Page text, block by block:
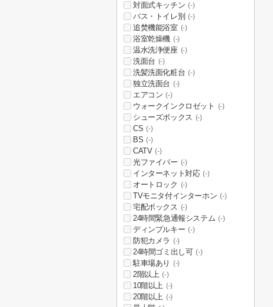
対面式キッチン (-)
バス・トイレ別 (-)
追焚機能浴室 (-)
浴室乾燥機 (-)
温水洗浄便座 (-)
洗面台 (-)
洗髪洗面化粧台 (-)
独立洗面台 (-)
エアコン (-)
ウォークインクロゼット (-)
シューズボックス (-)
CS (-)
BS (-)
CATV (-)
光ファイバー (-)
インターネット対応 (-)
オートロック (-)
TVモニタ付インターホン (-)
宅配ボックス (-)
24時間緊急通報システム (-)
ディンプルキー (-)
防犯カメラ (-)
24時間ゴミ出し可 (-)
駐車場あり (-)
2階以上 (-)
10階以上 (-)
20階以上 (-)